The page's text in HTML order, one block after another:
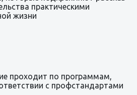
практическими
жизни
проходит по программам,
с профстандартами